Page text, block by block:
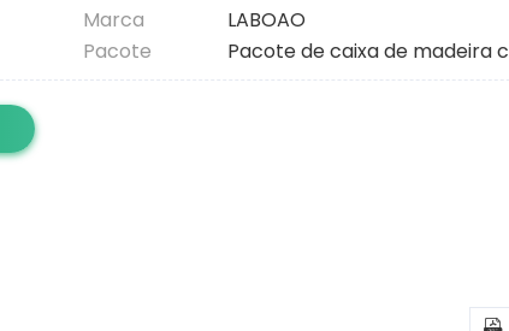
Marca
LABOAO
Pacote Pacote de caixa de madeira